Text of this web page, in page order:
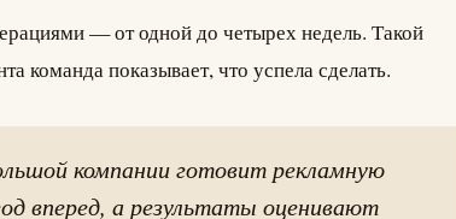
— от одной до четырех недель. Такой
команда показывает, что успела сделать.
компании готовит рекламную
вперед, а результаты оценивают